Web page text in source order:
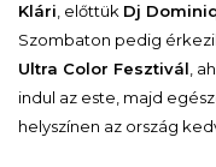
Klári , előttük Dj
Szombaton pedig
Ultra Color Fesztivál ,
indul az este, majd
helyszínen az ország